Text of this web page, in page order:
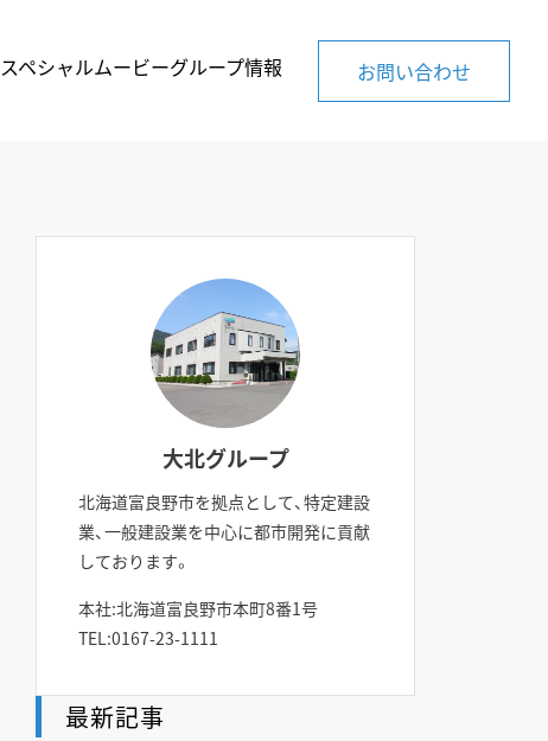
スペシャルムービーグループ情報 お問い合わせ
大北グループ
北海道富良野市を拠点として、特定建設
業、一般建設業を中心に都市開発に貢献
しております。
本社:北海道富良野市本町8番1号
TEL:0167-23-1111
最新記事